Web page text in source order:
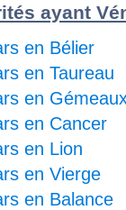
ayant
en Bélier
en Taureau
en
en Cancer
en Lion
en Vierge
en Balance